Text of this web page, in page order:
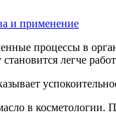
и применение
процессы в
легче
в косметологии.